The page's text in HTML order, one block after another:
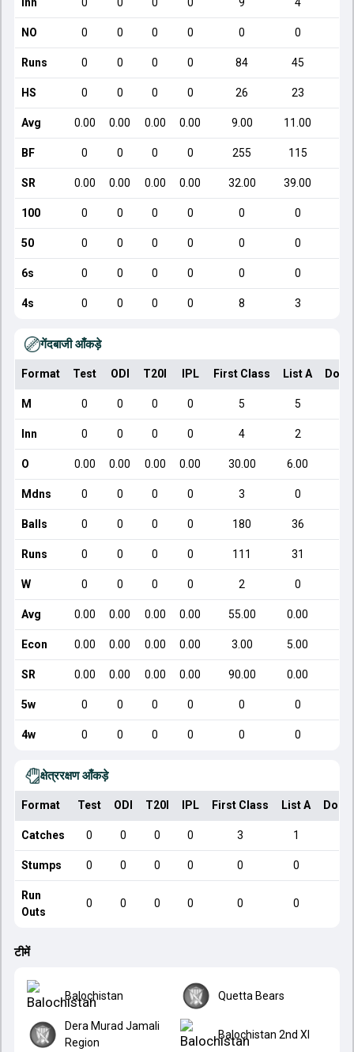
NO 0 0 0 0 0 0
Runs 0 0 0 0 84 45
HS 0 0 0 0 26 23
Avg 0.00 0.00 0.00 0.00 9.00 11.00
BF 0 0 0 0 255 115
SR 0.00 0.00 0.00 0.00 32.00 39.00
100 0 0 0 0 0 0
50 0 0 0 0 0 0
6s 0 0 0 0 0 0
4s 0 0 0 0 8 3
गेंदबाजी आँकड़े
Format Test ODI T20I IPL First Class List A
M 0 0 0 0 5 5
Inn 0 0 0 0 4 2
O 0.00 0.00 0.00 0.00 30.00 6.00
Mdns 0 0 0 0 3 0
Balls 0 0 0 0 180 36
Runs 0 0 0 0 111 31
W 0 0 0 0 2 0
Avg 0.00 0.00 0.00 0.00 55.00 0.00
Econ 0.00 0.00 0.00 0.00 3.00 5.00
SR 0.00 0.00 0.00 0.00 90.00 0.00
5w 0 0 0 0 0 0
4w 0 0 0 0 0 0
क्षेत्ररक्षण आँकड़े
Format Test ODI T20I IPL First Class List A
Catches 0 0 0 0 3 1
Stumps 0 0 0 0 0 0
Run
Outs
0 0 0 0 0 0
टीमें
Balochistan Quetta Bears
Dera Murad Jamali
Region
Balochistan 2nd XI